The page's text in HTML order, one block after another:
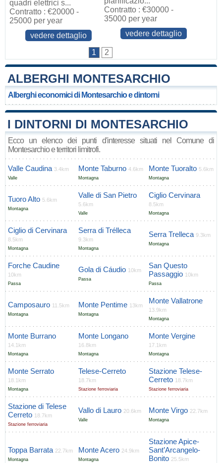
quadri elettrici s...
Contratto : €20000 -
25000 per year
vedere dettaglio
Contratto : €30000 -
35000 per year
vedere dettaglio
1 2
ALBERGHI MONTESARCHIO
Alberghi economici di Montesarchio e dintorni
I DINTORNI DI MONTESARCHIO
Ecco un elenco dei punti d'interesse situati nel Comune di
Montesarchio e territori limitrofi.
Valle Caudina 3.4km
Valle
Monte Taburno 4.6km
Montagna
Monte Tuoralto 5.6km
Montagna
Tuoro Alto 5.6km
Montagna
Valle di San Pietro
5.6km
Valle
Ciglio Cervinara
8.5km
Montagna
Ciglio di Cervinara
8.5km
Montagna
Serra di Trélleca
9.3km
Montagna
Serra Trelleca 9.3km
Montagna
Forche Caudine
10km
Passa
Gola di Cáudio 10km
Passa
San Questo
Passaggio 10km
Passa
Camposauro 11.5km
Montagna
Monte Pentime 13km
Montagna
Monte Vallatrone
13.9km
Montagna
Monte Burrano
14.1km
Montagna
Monte Longano
16.8km
Montagna
Monte Vergine
17.1km
Montagna
Monte Serrato
18.1km
Montagna
Telese-Cerreto
18.7km
Stazione ferroviaria
Stazione Telese-
Cerreto 18.7km
Stazione ferroviaria
Stazione di Telese
Cerreto 18.7km
Stazione ferroviaria
Vallo di Lauro 20.6km
Valle
Monte Virgo 22.7km
Montagna
Toppa Barrata 22.7km
Montagna
Monte Acero 24.9km
Montagna
Stazione Apice-
Sant’Arcangelo-
Bonito 25.5km